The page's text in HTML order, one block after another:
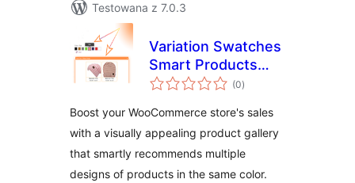
Testowana z 7.0.3
Variation Swatches
Smart Products
Gallery for
(0wszystkich
ocen
)
Boost your WooCommerce store's sales
with a visually appealing product gallery
that smartly recommends multiple
designs of products in the same color.